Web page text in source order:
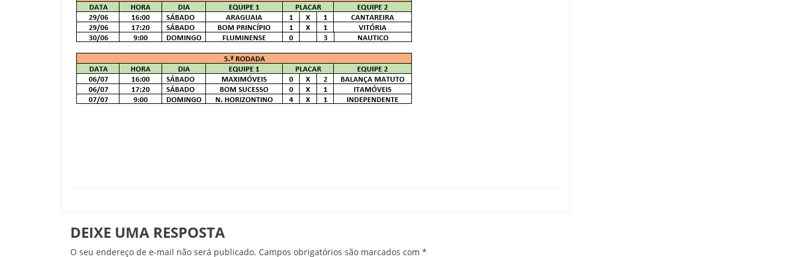
DEIXE UMA RESPOSTA
O seu endereço de e-mail não será publicado. Campos obrigatórios são marcados com *